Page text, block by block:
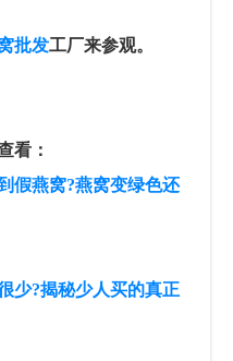
批发工厂来参观。
看：
假燕窝?燕窝变绿色还
少?揭秘少人买的真正